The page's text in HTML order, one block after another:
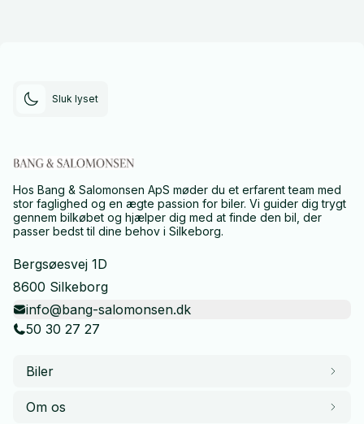
Sluk lyset
Hos Bang & Salomonsen ApS møder du et erfarent team med
stor faglighed og en ægte passion for biler. Vi guider dig trygt
gennem bilkøbet og hjælper dig med at finde den bil, der
passer bedst til dine behov i Silkeborg.
Bergsøesvej 1D
8600 Silkeborg
info@bang-salomonsen.dk
50 30 27 27
Biler
Om os